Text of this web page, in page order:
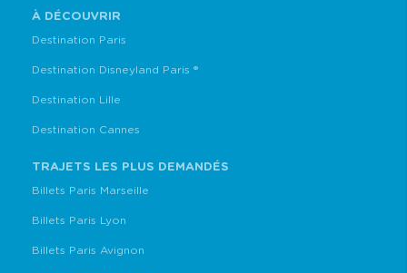
À DÉCOUVRIR
Destination Paris
Destination Disneyland Paris ®
Destination Lille
Destination Cannes
TRAJETS LES PLUS DEMANDÉS
Billets Paris Marseille
Billets Paris Lyon
Billets Paris Avignon